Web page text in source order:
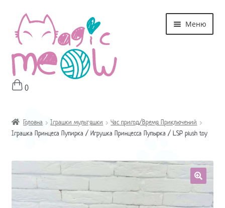
Перейти
до
навігації
Перейти
до
контенту
Меню
Головна
Магазин
Оплата і Доставка
Контакти
0
Головна Іграшки мультяшки
Час пригод/Время Приключений
Іграшка Принцеса Пупирка / Игрушка Принцесса Пупырка / LSP plush toy